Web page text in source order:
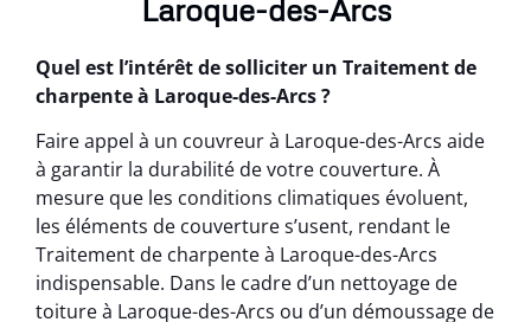
Laroque-des-Arcs
Quel est l’intérêt de solliciter un Traitement de
charpente à Laroque-des-Arcs ?
Faire appel à un couvreur à Laroque-des-Arcs aide
à garantir la durabilité de votre couverture. À
mesure que les conditions climatiques évoluent,
les éléments de couverture s’usent, rendant le
Traitement de charpente à Laroque-des-Arcs
indispensable. Dans le cadre d’un nettoyage de
toiture à Laroque-des-Arcs ou d’un démoussage de